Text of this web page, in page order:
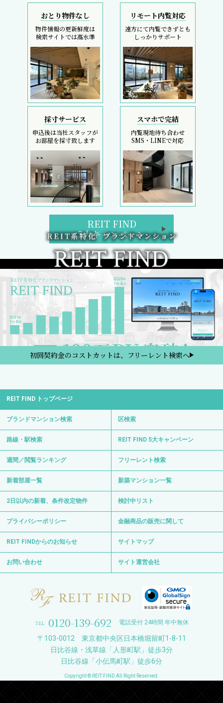
おとり物件なし
物件情報の更新鮮度は
検索サイトでは高水準
リモート内覧対応
遠方にて内覧できずとも
しっかりサポート
採寸サービス
申込後は当社スタッフが
お部屋を採寸致します
スマホで完結
内覧現地待ち合わせ
SMS・LINEで対応
REIT FIND
5大キャンペーン
初回契約金のコストカットは、フリーレント検索へ
REIT FIND トップページ
ブランドマンション検索 区検索
路線・駅検索 REIT FIND 5大キャンペーン
週間／閲覧ランキング フリーレント検索
新着部屋一覧 新築マンション一覧
2日以内の新着、条件改定物件 検討中リスト
プライバシーポリシー 金融商品の販売に関して
REIT FINDからのお知らせ サイトマップ
お問い合わせ サイト運営会社
0120-139-692 電話受付 24時間 年中無休
〒103-0012 東京都中央区日本橋堀留町1-8-11
日比谷線・浅草線「人形町駅」徒歩3分
日比谷線「小伝馬町駅」徒歩6分
Copyright © REIT FIND All Right Reserved.